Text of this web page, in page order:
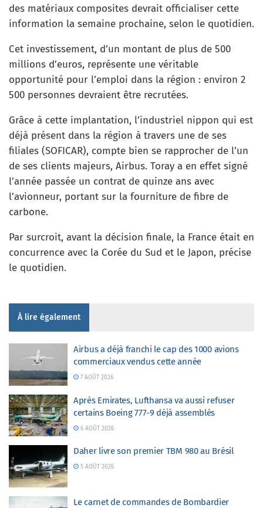
des matériaux composites devrait officialiser cette
information la semaine prochaine, selon le quotidien.
Cet investissement, d’un montant de plus de 500
millions d’euros, représente une véritable
opportunité pour l’emploi dans la région : environ 2
500 personnes devraient être recrutées.
Grâce à cette implantation, l’industriel nippon qui est
déjà présent dans la région à travers une de ses
filiales (SOFICAR), compte bien se rapprocher de l’un
de ses clients majeurs, Airbus. Toray a en effet signé
l’année passée un contrat de quinze ans avec
l’avionneur, portant sur la fourniture de fibre de
carbone.
Par surcroit, avant la décision finale, la France était en
concurrence avec la Corée du Sud et le Japon, précise
le quotidien.
À lire également
Airbus a déjà franchi le cap des 1000 avions
commerciaux vendus cette année
7 AOÛT 2026
Après Emirates, Lufthansa va aussi refuser
certains Boeing 777-9 déjà assemblés
6 AOÛT 2026
Daher livre son premier TBM 980 au Brésil
5 AOÛT 2026
Le carnet de commandes de Bombardier